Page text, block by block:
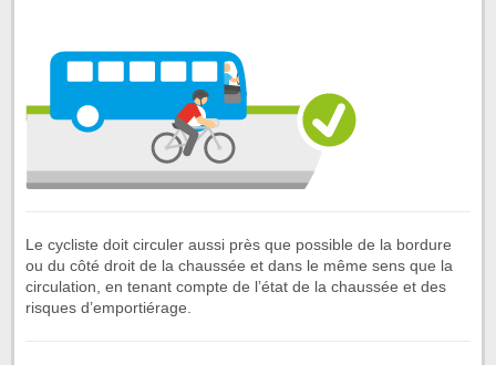
Le cycliste doit circuler aussi près que possible de la bordure
ou du côté droit de la chaussée et dans le même sens que la
circulation, en tenant compte de l’état de la chaussée et des
risques d’emportiérage.